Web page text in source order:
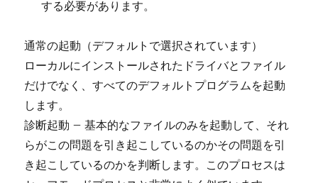
する必要があります。
通常の起動（デフォルトで選択されています）
ローカルにインストールされたドライバとファイル
だけでなく、すべてのデフォルトプログラムを起動
します。
診断起動 – 基本的なファイルのみを起動して、それ
らがこの問題を引き起こしているのかその問題を引
き起こしているのかを判断します。このプロセスは